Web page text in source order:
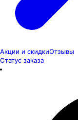
Акции и скидкиОтзывы
Статус заказа